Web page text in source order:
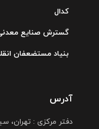
کدال
گسترش صنایع
بنیاد مستضعفان
آدرس
دفتر مرکزی : تهران،